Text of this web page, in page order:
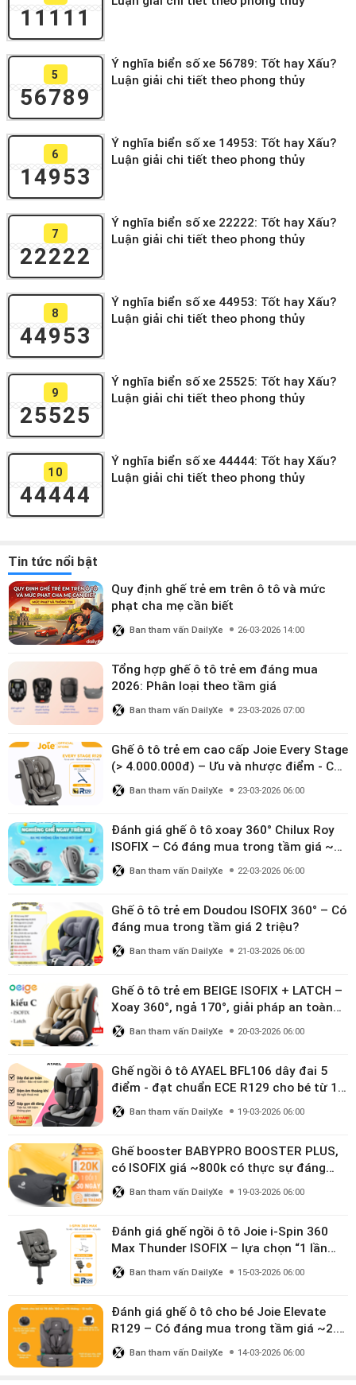
11111
5
56789
Ý nghĩa biển số xe 56789: Tốt hay Xấu?
Luận giải chi tiết theo phong thủy
6
14953
Ý nghĩa biển số xe 14953: Tốt hay Xấu?
Luận giải chi tiết theo phong thủy
7
22222
Ý nghĩa biển số xe 22222: Tốt hay Xấu?
Luận giải chi tiết theo phong thủy
8
44953
Ý nghĩa biển số xe 44953: Tốt hay Xấu?
Luận giải chi tiết theo phong thủy
9
25525
Ý nghĩa biển số xe 25525: Tốt hay Xấu?
Luận giải chi tiết theo phong thủy
10
44444
Ý nghĩa biển số xe 44444: Tốt hay Xấu?
Luận giải chi tiết theo phong thủy
Tin tức nổi bật
Quy định ghế trẻ em trên ô tô và mức
phạt cha mẹ cần biết
Ban tham vấn DailyXe 26-03-2026 14:00
Tổng hợp ghế ô tô trẻ em đáng mua
2026: Phân loại theo tầm giá
Ban tham vấn DailyXe 23-03-2026 07:00
Ghế ô tô trẻ em cao cấp Joie Every Stage
(> 4.000.000đ) – Ưu và nhược điểm - Có
đáng đầu tư cho bé từ 0–12 tuổi?
Ban tham vấn DailyXe 23-03-2026 06:00
Đánh giá ghế ô tô xoay 360° Chilux Roy
ISOFIX – Có đáng mua trong tầm giá ~3
triệu
Ban tham vấn DailyXe 22-03-2026 06:00
Ghế ô tô trẻ em Doudou ISOFIX 360° – Có
đáng mua trong tầm giá 2 triệu?
Ban tham vấn DailyXe 21-03-2026 06:00
Ghế ô tô trẻ em BEIGE ISOFIX + LATCH –
Xoay 360°, ngả 170°, giải pháp an toàn
linh hoạt cho bé 0–10 tuổi
Ban tham vấn DailyXe 20-03-2026 06:00
Ghế ngồi ô tô AYAEL BFL106 dây đai 5
điểm - đạt chuẩn ECE R129 cho bé từ 1–
10 tuổi
Ban tham vấn DailyXe 19-03-2026 06:00
Ghế booster BABYPRO BOOSTER PLUS,
có ISOFIX giá ~800k có thực sự đáng
mua?
Ban tham vấn DailyXe 19-03-2026 06:00
Đánh giá ghế ngồi ô tô Joie i-Spin 360
Max Thunder ISOFIX – lựa chọn “1 lần
dùng đến 12 năm” có đáng giá gần 9
triệu?
Ban tham vấn DailyXe 15-03-2026 06:00
Đánh giá ghế ô tô cho bé Joie Elevate
R129 – Có đáng mua trong tầm giá ~2.8
triệu?
Ban tham vấn DailyXe 14-03-2026 06:00